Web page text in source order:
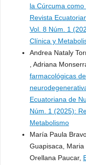
la Cúrcuma
Revista
Vol. 8 Núm. 1
Clínica y
Andrea Nataly
, Adriana
farmacológicas
Ecuatoriana de
Núm. 1 (2025):
Metabolismo
María Paula
Guapisaca,
Orellana Paucar,